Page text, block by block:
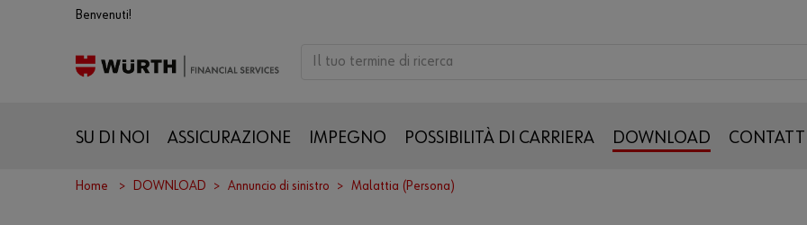
Benvenuti!
SU DI NOI ASSICURAZIONE IMPEGNO POSSIBILITÀ DI CARRIERA DOWNLOAD
Home DOWNLOAD Annuncio di sinistro Malattia (Persona)